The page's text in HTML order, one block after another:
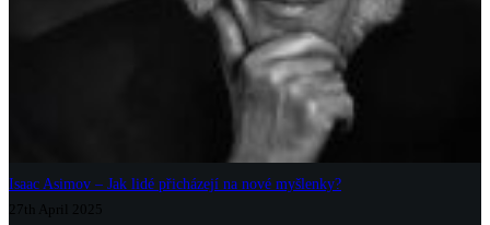
Isaac Asimov – Jak lidé přicházejí na nové myšlenky?
27th April 2025